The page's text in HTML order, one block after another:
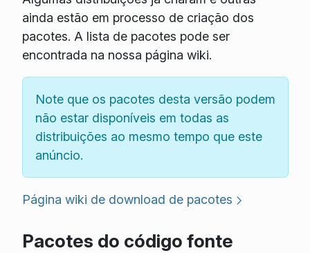
ainda estão em processo de criação dos
pacotes. A lista de pacotes pode ser
encontrada na nossa página wiki.
Note que os pacotes desta versão podem
não estar disponíveis em todas as
distribuições ao mesmo tempo que este
anúncio.
Página wiki de download de pacotes
Pacotes do código fonte